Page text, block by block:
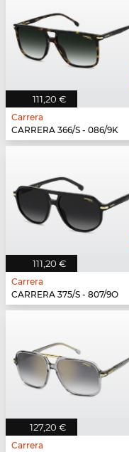
111,20 €
Carrera
CARRERA 366/S - 086/9K
111,20 €
Carrera
CARRERA 375/S - 807/9O
127,20 €
Carrera